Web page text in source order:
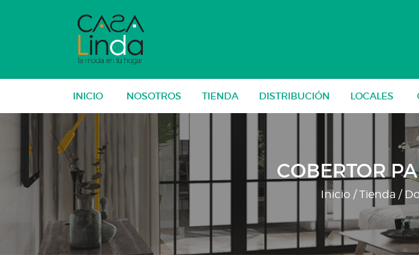
INICIO NOSOTROS TIENDA DISTRIBUCIÓN LOCALES
COBERTOR
Inicio /Tienda /